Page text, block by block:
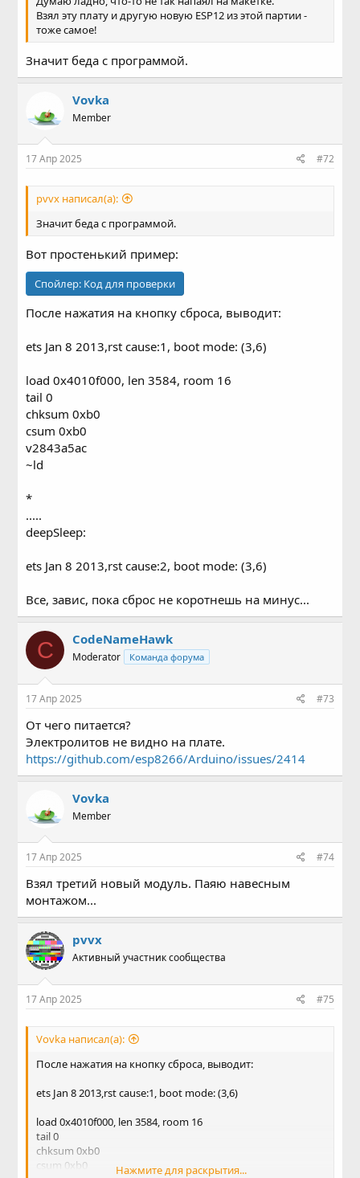
Взял эту плату и другую новую ESP12 из этой партии -
тоже самое!
Значит беда с программой.
Vovka
Member
17 Апр 2025 #72
pvvx написал(а):
Значит беда с программой.
Вот простенький пример:
Спойлер: Код для проверки
После нажатия на кнопку сброса, выводит:
ets Jan 8 2013,rst cause:1, boot mode: (3,6)
load 0x4010f000, len 3584, room 16
tail 0
chksum 0xb0
csum 0xb0
v2843a5ac
~ld
*
.....
deepSleep:
ets Jan 8 2013,rst cause:2, boot mode: (3,6)
Все, завис, пока сброс не коротнешь на минус...
C CodeNameHawk
Moderator Команда форума
17 Апр 2025 #73
От чего питается?
Электролитов не видно на плате.
https://github.com/esp8266/Arduino/issues/2414
Vovka
Member
17 Апр 2025 #74
Взял третий новый модуль. Паяю навесным
монтажом...
pvvx
Активный участник сообщества
17 Апр 2025 #75
Vovka написал(а):
После нажатия на кнопку сброса, выводит:
ets Jan 8 2013,rst cause:1, boot mode: (3,6)
load 0x4010f000, len 3584, room 16
tail 0
chksum 0xb0
csum 0xb0
Нажмите для раскрытия...